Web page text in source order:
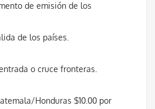
de emisión de los
de los países.
o cruce fronteras.
Honduras $10.00 por